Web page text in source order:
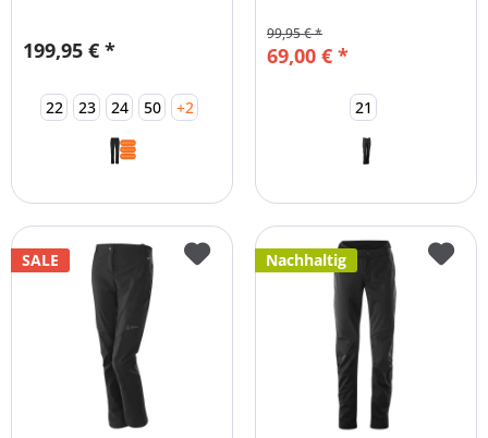
199,95 € *
22 23 24 50 +2
69,00 € *
99,95 € *
21
SALE Nachhaltig